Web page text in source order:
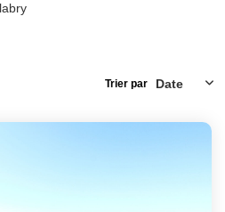
Trier par